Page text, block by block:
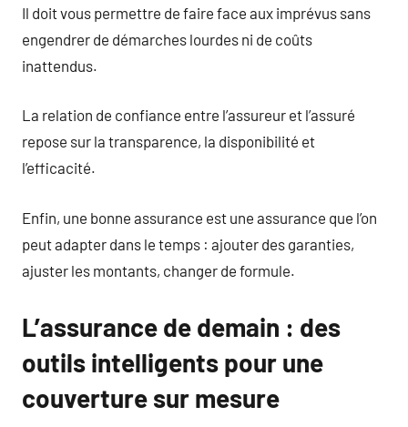
Il doit vous permettre de faire face aux imprévus sans
engendrer de démarches lourdes ni de coûts
inattendus.
La relation de confiance entre l’assureur et l’assuré
repose sur la transparence, la disponibilité et
l’efficacité.
Enfin, une bonne assurance est une assurance que l’on
peut adapter dans le temps : ajouter des garanties,
ajuster les montants, changer de formule.
L’assurance de demain : des
outils intelligents pour une
couverture sur mesure